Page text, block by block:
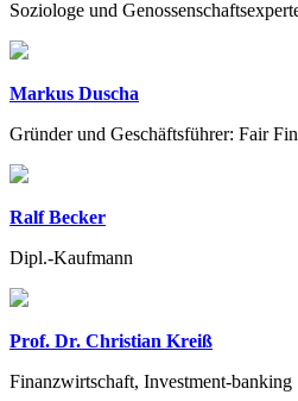
Soziologe und
Markus Duscha
Gründer und Geschäftsführer: Fair
Ralf Becker
Dipl.-Kaufmann
Prof. Dr. Christian Kreiß
Finanzwirtschaft, Investment-banking